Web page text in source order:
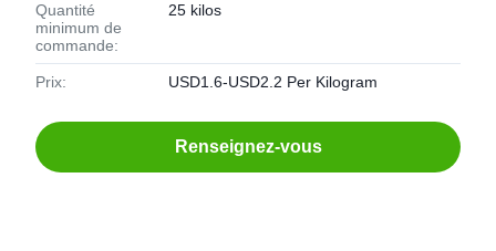
Quantité
minimum de
commande:
25 kilos
Prix: USD1.6-USD2.2 Per Kilogram
Renseignez-vous